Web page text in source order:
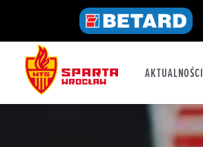
AKTUALNOŚCI